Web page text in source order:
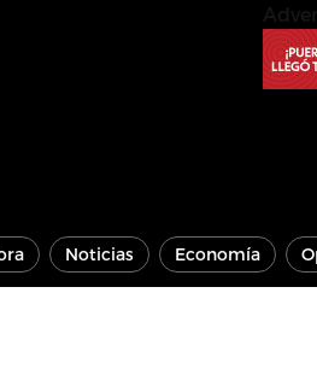
Noticias Economía